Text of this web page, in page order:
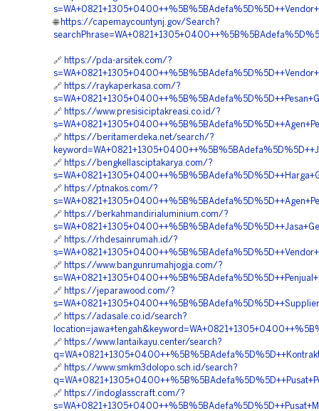
🌐 https://capemaycountynj.gov/Search?
🔗 https://pda-arsitek.com/?
🔗 https://raykaperkasa.com/?
🔗 https://www.presisiciptakreasi.co.id/?
🔗 https://beritamerdeka.net/search/?
🔗 https://bengkellasciptakarya.com/?
🔗 https://ptnakos.com/?
🔗 https://berkahmandirialuminium.com/?
🔗 https://rhdesainrumah.id/?
🔗 https://www.bangunrumahjogja.com/?
🔗 https://jeparawood.com/?
🔗 https://adasale.co.id/search?
🔗 https://www.lantaikayu.center/search?
🔗 https://www.smkm3dolopo.sch.id/search?
🔗 https://indoglasscraft.com/?